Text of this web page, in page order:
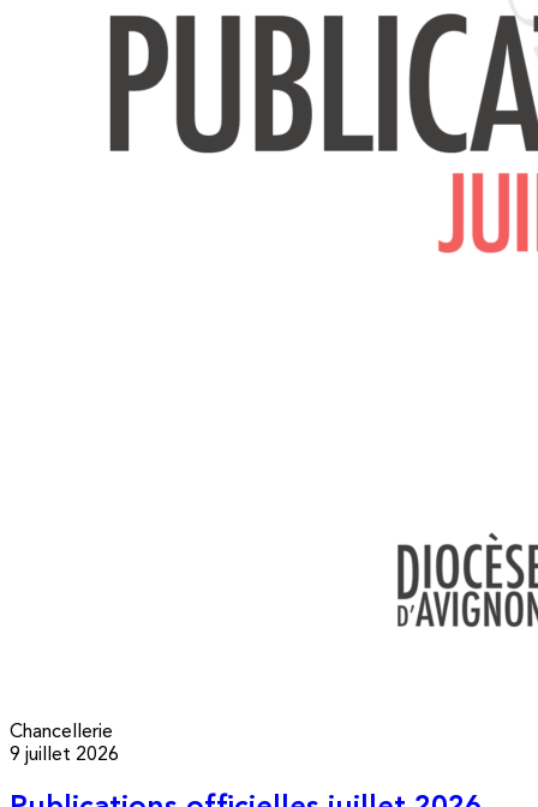
Chancellerie
9 juillet 2026